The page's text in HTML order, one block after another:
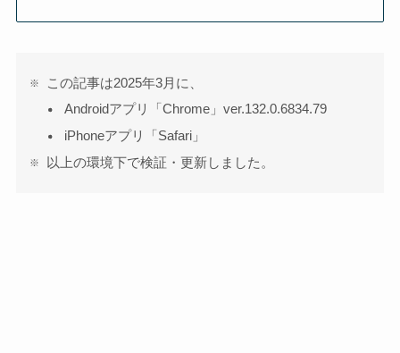
この記事は2025年3月に、
Androidアプリ「Chrome」ver.132.0.6834.79
iPhoneアプリ「Safari」
以上の環境下で検証・更新しました。